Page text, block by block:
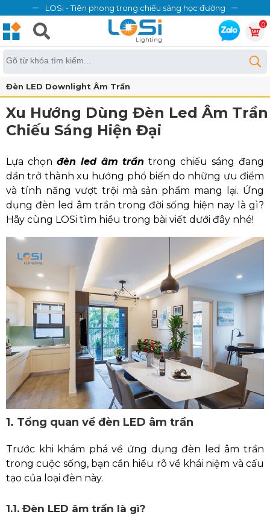
LOSi - Tiên phong trong chiếu sáng học đường
0
Đèn LED Downlight Âm Trần
Xu Hướng Dùng Đèn Led Âm Trần
Chiếu Sáng Hiện Đại
Lựa chọn đèn led âm trần trong chiếu sáng đang
dần trở thành xu hướng phổ biến do những ưu điểm
và tính năng vượt trội mà sản phẩm mang lại. Ứng
dụng đèn led âm trần trong đời sống hiện nay là gì?
Hãy cùng LOSi tìm hiểu trong bài viết dưới đây nhé!
1. Tổng quan về đèn LED âm trần
Trước khi khám phá về ứng dụng đèn led âm trần
trong cuộc sống, bạn cần hiểu rõ về khái niệm và cấu
tạo của loại đèn này.
1.1. Đèn LED âm trần là gì?